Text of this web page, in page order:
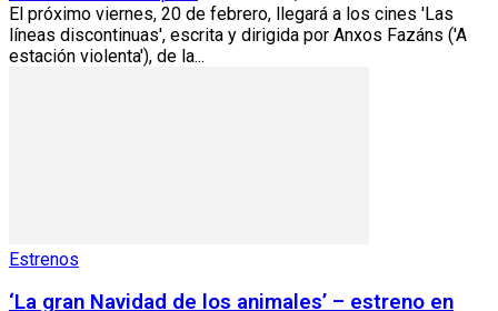
El próximo viernes, 20 de febrero, llegará a los cines 'Las
líneas discontinuas', escrita y dirigida por Anxos Fazáns ('A
estación violenta'), de la...
Estrenos
‘La gran Navidad de los animales’ – estreno en